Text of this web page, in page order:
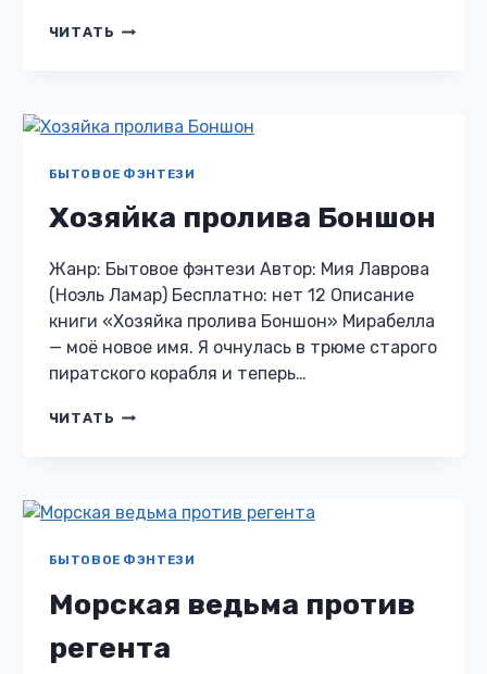
ЧИТАТЬ ПОМЕЩИЦА
БЫТОВОЕ ФЭНТЕЗИ
Хозяйка пролива Боншон
Жанр: Бытовое фэнтези Автор: Мия Лаврова
(Ноэль Ламар) Бесплатно: нет 12 Описание
книги «Хозяйка пролива Боншон» Мирабелла
— моё новое имя. Я очнулась в трюме старого
пиратского корабля и теперь…
ЧИТАТЬ ХОЗЯЙКА
БЫТОВОЕ ФЭНТЕЗИ
Морская ведьма против
регента